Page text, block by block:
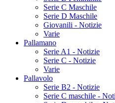
Serie C Maschile
Serie D Maschile
Giovanili - Notizie
Varie
Pallamano
Serie A1 - Notizie
Serie C - Notizie
Varie
Pallavolo
Serie B2 - Notizie
Serie C maschile -